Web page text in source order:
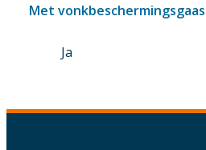
Met vonkbeschermingsgaas
Ja